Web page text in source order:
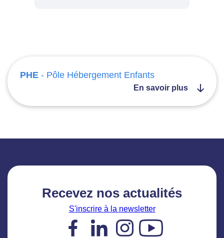
PHE - Pôle Hébergement Enfants
En savoir plus
Recevez nos actualités
S'inscrire à la newsletter
Facebook
LinkedIn
Instagram
YouTube